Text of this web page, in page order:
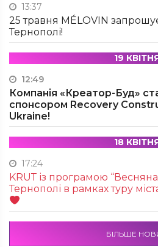
13:37
25 травня MÉLOVIN
Тернополі!
19
12:49
Компанія «Креатор-Буд»
спонсором Recovery
Ukraine!
18
17:24
KRUТ із програмою
Тернополі в рамках туру
БІЛЬШЕ